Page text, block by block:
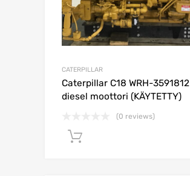
CATERPILLAR
Caterpillar C18 WRH-3591812
diesel moottori (KÄYTETTY)
(0 reviews)